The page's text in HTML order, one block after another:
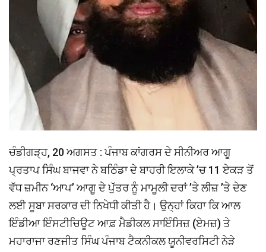
ਚੰਡੀਗੜ੍ਹ, 20 ਅਗਸਤ : ਪੰਜਾਬ ਕਾਂਗਰਸ ਦੇ ਸੀਨੀਅਰ ਆਗੂ
ਪ੍ਰਤਾਪ ਸਿੰਘ ਬਾਜਵਾ ਨੇ ਬਠਿੰਡਾ ਦੇ ਬਾਹਰੀ ਇਲਾਕੇ ’ਚ 11 ਏਕੜ ਤੋਂ
ਵੱਧ ਜ਼ਮੀਨ ‘ਆਪ’ ਆਗੂ ਦੇ ਪੁੱਤਰ ਨੂੰ ਮਾਮੂਲੀ ਦਰਾਂ ’ਤੇ ਲੀਜ਼ ’ਤੇ ਦੇਣ
ਲਈ ਸੂਬਾ ਸਰਕਾਰ ਦੀ ਨਿਖੇਧੀ ਕੀਤੀ ਹੈ। ਉਨ੍ਹਾਂ ਕਿਹਾ ਕਿ ਆਲ
ਇੰਡੀਆ ਇੰਸਟੀਚਿਊਟ ਆਫ਼ ਮੈਡੀਕਲ ਸਾਇੰਸਿਜ਼ (ਏਮਜ਼) ਤੇ
ਮਹਾਰਾਜਾ ਰਣਜੀਤ ਸਿੰਘ ਪੰਜਾਬ ਟੈਕਨੀਕਲ ਯੂਨੀਵਰਸਿਟੀ ਨੇੜੇ